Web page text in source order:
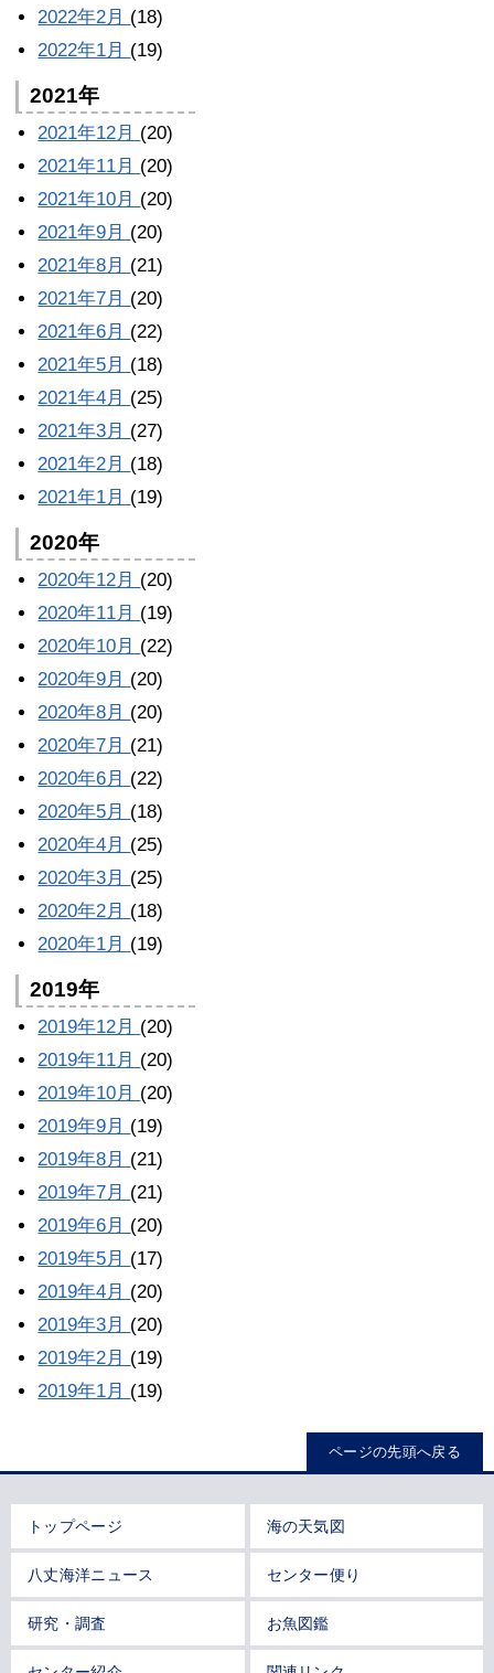
2022年2月 (18)
2022年1月 (19)
2021年
2021年12月 (20)
2021年11月 (20)
2021年10月 (20)
2021年9月 (20)
2021年8月 (21)
2021年7月 (20)
2021年6月 (22)
2021年5月 (18)
2021年4月 (25)
2021年3月 (27)
2021年2月 (18)
2021年1月 (19)
2020年
2020年12月 (20)
2020年11月 (19)
2020年10月 (22)
2020年9月 (20)
2020年8月 (20)
2020年7月 (21)
2020年6月 (22)
2020年5月 (18)
2020年4月 (25)
2020年3月 (25)
2020年2月 (18)
2020年1月 (19)
2019年
2019年12月 (20)
2019年11月 (20)
2019年10月 (20)
2019年9月 (19)
2019年8月 (21)
2019年7月 (21)
2019年6月 (20)
2019年5月 (17)
2019年4月 (20)
2019年3月 (20)
2019年2月 (19)
2019年1月 (19)
ページの先頭へ戻る
トップページ 海の天気図
八丈海洋ニュース センター便り
研究・調査 お魚図鑑